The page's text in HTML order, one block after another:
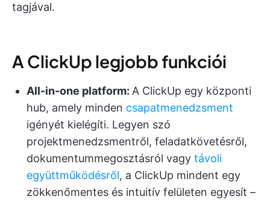
tagjával.
A ClickUp legjobb funkciói
All-in-one platform: A ClickUp egy központi
hub, amely minden csapatmenedzsment
igényét kielégíti. Legyen szó
projektmenedzsmentről, feladatkövetésről,
dokumentummegosztásról vagy távoli
együttműködésről, a ClickUp mindent egy
zökkenőmentes és intuitív felületen egyesít –